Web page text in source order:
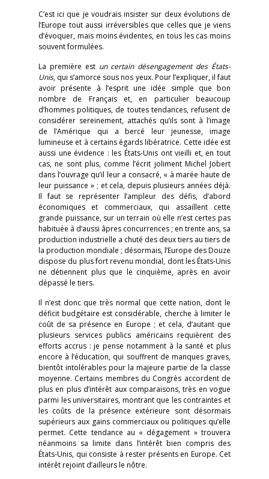
C’est ici que je voudrais insister sur deux évolutions de
l’Europe tout aussi irréversibles que celles que je viens
d’évoquer, mais moins évidentes, en tous les cas moins
souvent formulées.
La première est un certain désengagement des États-
Unis, qui s’amorce sous nos yeux. Pour l’expliquer, il faut
avoir présente à l’esprit une idée simple que bon
nombre de Français et, en particulier beaucoup
d’hommes politiques, de toutes tendances, refusent de
considérer sereinement, attachés qu’ils sont à l’image
de l’Amérique qui a bercé leur jeunesse, image
lumineuse et à certains égards libératrice. Cette idée est
aussi une évidence : les États-Unis ont vieilli et, en tout
cas, ne sont plus, comme l’écrit joliment Michel Jobert
dans l’ouvrage qu’il leur a consacré, « à marée haute de
leur puissance » ; et cela, depuis plusieurs années déjà.
Il faut se représenter l’ampleur des défis, d’abord
économiques et commerciaux, qui assaillent cette
grande puissance, sur un terrain où elle n’est certes pas
habituée à d’aussi âpres concurrences ; en trente ans, sa
production industrielle a chuté des deux tiers au tiers de
la production mondiale ; désormais, l’Europe des Douze
dispose du plus fort revenu mondial, dont les États-Unis
ne détiennent plus que le cinquième, après en avoir
dépassé le tiers.
Il n’est donc que très normal que cette nation, dont le
déficit budgétaire est considérable, cherche à limiter le
coût de sa présence en Europe ; et cela, d’autant que
plusieurs services publics américains requièrent des
efforts accrus : je pense notamment à la santé et plus
encore à l’éducation, qui souffrent de manques graves,
bientôt intolérables pour la majeure partie de la classe
moyenne. Certains membres du Congrès accordent de
plus en plus d’intérêt aux comparaisons, très en vogue
parmi les universitaires, montrant que les contraintes et
les coûts de la présence extérieure sont désormais
supérieurs aux gains commerciaux ou politiques qu’elle
permet. Cette tendance au « dégagement » trouvera
néanmoins sa limite dans l’intérêt bien compris des
États-Unis, qui consiste à rester présents en Europe. Cet
intérêt rejoint d’ailleurs le nôtre.